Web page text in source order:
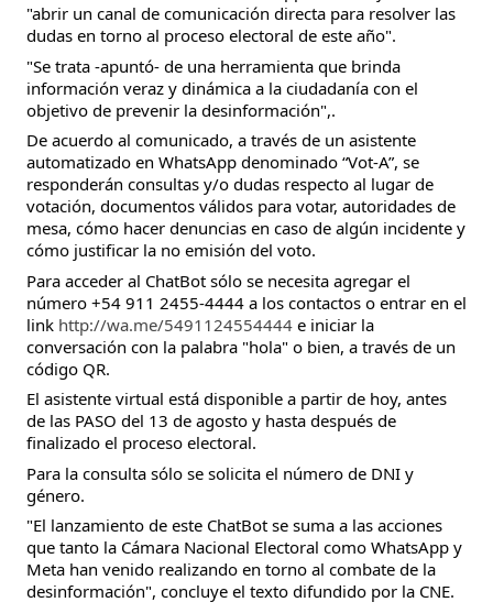
"abrir un canal de comunicación directa para resolver las
dudas en torno al proceso electoral de este año".
"Se trata -apuntó- de una herramienta que brinda
información veraz y dinámica a la ciudadanía con el
objetivo de prevenir la desinformación",.
De acuerdo al comunicado, a través de un asistente
automatizado en WhatsApp denominado “Vot-A”, se
responderán consultas y/o dudas respecto al lugar de
votación, documentos válidos para votar, autoridades de
mesa, cómo hacer denuncias en caso de algún incidente y
cómo justificar la no emisión del voto.
Para acceder al ChatBot sólo se necesita agregar el
número +54 911 2455-4444 a los contactos o entrar en el
link http://wa.me/5491124554444 e iniciar la
conversación con la palabra "hola" o bien, a través de un
código QR.
El asistente virtual está disponible a partir de hoy, antes
de las PASO del 13 de agosto y hasta después de
finalizado el proceso electoral.
Para la consulta sólo se solicita el número de DNI y
género.
"El lanzamiento de este ChatBot se suma a las acciones
que tanto la Cámara Nacional Electoral como WhatsApp y
Meta han venido realizando en torno al combate de la
desinformación", concluye el texto difundido por la CNE.